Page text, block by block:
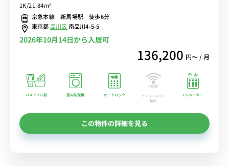
レワークにオススメ■選べるWi-Fi格安レンタル中！
1K/21.84m²
京急本線 新馬場駅 徒歩6分
東京都品川区南品川4-5-5
2026年10月14日から入居可
136,200 円〜 / 月
バストイレ別 室内洗濯機 オートロック
インターネット
無料
エレベーター
この物件の詳細を見る